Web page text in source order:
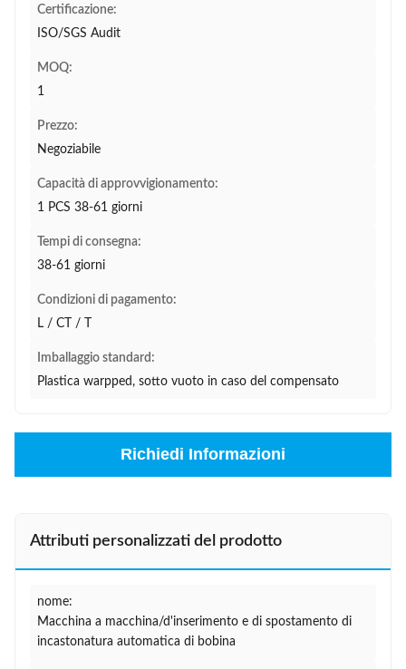
Certificazione:
ISO/SGS Audit
MOQ:
1
Prezzo:
Negoziabile
Capacità di approvvigionamento:
1 PCS 38-61 giorni
Tempi di consegna:
38-61 giorni
Condizioni di pagamento:
L / CT / T
Imballaggio standard:
Plastica warpped, sotto vuoto in caso del compensato
Richiedi Informazioni
Attributi personalizzati del prodotto
nome:
Macchina a macchina/d'inserimento e di spostamento di
incastonatura automatica di bobina